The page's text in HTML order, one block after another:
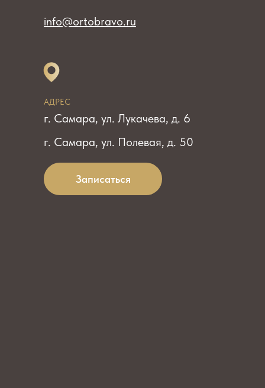
Записаться
АДРЕС
info@ortobravo.ru
г. Самара, ул. Лукачева, д. 6
г. Самара, ул. Полевая, д. 50